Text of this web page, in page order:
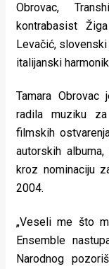
Urban
Places
Aktivizam
Aktuelnosti
Promo
About
Urban
Obrovac,
kontrabasist
Levačić,
italijanski
Tamara
radila muziku
filmskih
autorskih
kroz nominaciju
2004.
„Veseli me što
Ensemble
Narodnog